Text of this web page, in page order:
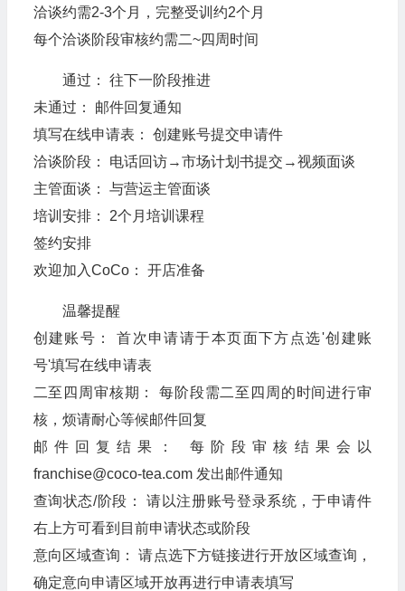
洽谈约需2-3个月，完整受训约2个月
每个洽谈阶段审核约需二~四周时间
通过： 往下一阶段推进
未通过： 邮件回复通知
填写在线申请表： 创建账号提交申请件
洽谈阶段： 电话回访→市场计划书提交→视频面谈
主管面谈： 与营运主管面谈
培训安排： 2个月培训课程
签约安排
欢迎加入CoCo： 开店准备
温馨提醒
创建账号： 首次申请请于本页面下方点选'创建账
号'填写在线申请表
二至四周审核期： 每阶段需二至四周的时间进行审
核，烦请耐心等候邮件回复
邮件回复结果： 每阶段审核结果会以
franchise@coco-tea.com 发出邮件通知
查询状态/阶段： 请以注册账号登录系统，于申请件
右上方可看到目前申请状态或阶段
意向区域查询： 请点选下方链接进行开放区域查询，
确定意向申请区域开放再进行申请表填写